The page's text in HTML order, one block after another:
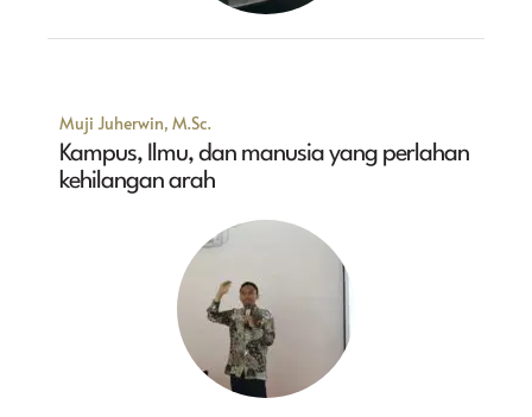
Muji Juherwin, M.Sc.
Kampus, Ilmu, dan manusia yang perlahan
kehilangan arah